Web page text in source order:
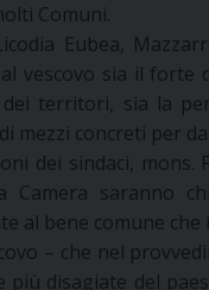
Comuni.
Eubea,
vescovo sia il forte
territori, sia la
mezzi concreti per
dei sindaci,
Camera saranno
al bene comune
– che nel
più disagiate del